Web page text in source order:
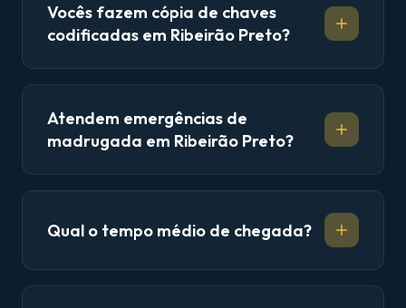
Vocês fazem cópia de chaves
codificadas em Ribeirão Preto?
Atendem emergências de
madrugada em Ribeirão Preto?
Qual o tempo médio de chegada?